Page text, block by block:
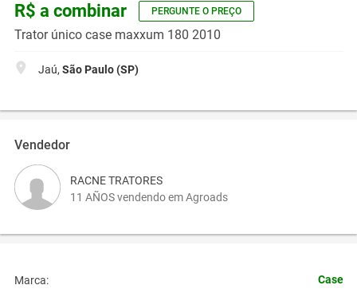
R$ a combinar PERGUNTE O PREÇO
Trator único case maxxum 180 2010
Jaú, São Paulo (SP)
Vendedor
RACNE TRATORES
11 AÑOS vendendo em Agroads
Marca: Case